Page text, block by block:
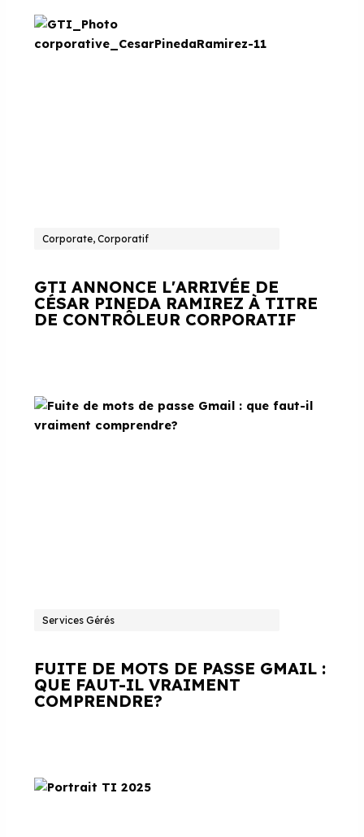
Corporate, Corporatif
GTI ANNONCE L'ARRIVÉE DE
CÉSAR PINEDA RAMIREZ À TITRE
DE CONTRÔLEUR CORPORATIF
Services Gérés
FUITE DE MOTS DE PASSE GMAIL :
QUE FAUT-IL VRAIMENT
COMPRENDRE?